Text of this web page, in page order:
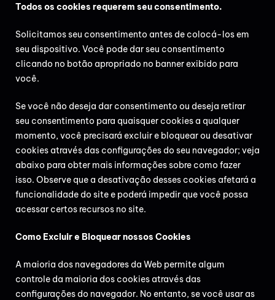
Todos os cookies requerem seu consentimento.
Solicitamos seu consentimento antes de colocá-los em
seu dispositivo. Você pode dar seu consentimento
clicando no botão apropriado no banner exibido para
você.
Se você não deseja dar consentimento ou deseja retirar
seu consentimento para quaisquer cookies a qualquer
momento, você precisará excluir e bloquear ou desativar
cookies através das configurações do seu navegador; veja
abaixo para obter mais informações sobre como fazer
isso. Observe que a desativação desses cookies afetará a
funcionalidade do site e poderá impedir que você possa
acessar certos recursos no site.
Como Excluir e Bloquear nossos Cookies
A maioria dos navegadores da Web permite algum
controle da maioria dos cookies através das
configurações do navegador. No entanto, se você usar as